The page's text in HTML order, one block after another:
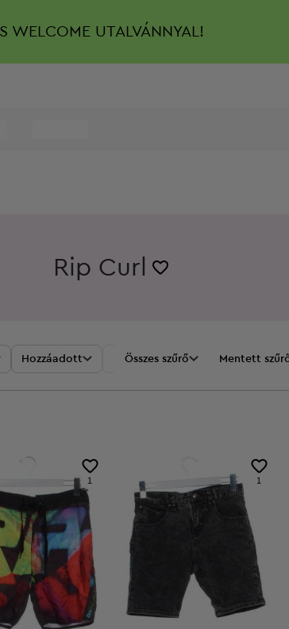
WELCOME UTALVÁNNYAL!
Rip Curl
Hozzáadott Akciók Ár
Összes szűrő Mentett
1 1